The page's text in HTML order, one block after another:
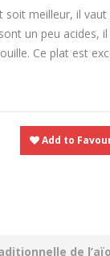
soit meilleur, il
un peu acides,
Ce plat est
Add to
de